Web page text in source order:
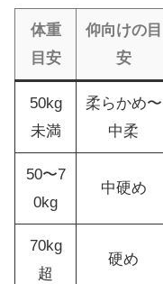
体重
目安
仰向けの目
安
50kg
未満
柔らかめ〜
中柔
50〜7
0kg
中硬め
70kg
超
硬め